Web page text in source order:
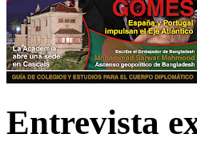
Entrevista